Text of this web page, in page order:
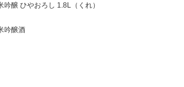
醸 ひやおろし 1.8L（くれ）
吟醸酒